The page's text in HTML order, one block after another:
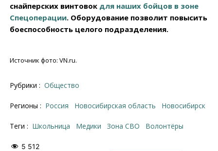
снайперских винтовок для наших бойцов в зоне
Спецоперации. Оборудование позволит повысить
боеспособность целого подразделения.
Источник фото: VN.ru.
Рубрики : Общество
Регионы : Россия Новосибирская область Новосибирск
Теги : школьница Медики зона СВО волонтёры
5 512